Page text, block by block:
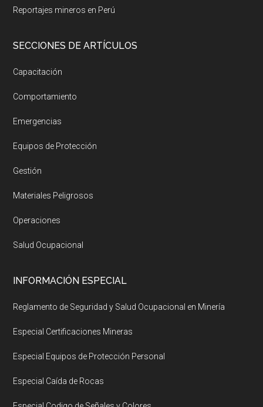
Reportajes mineros en Perú
SECCIONES DE ARTÍCULOS
Capacitación
Comportamiento
Emergencias
Equipos de Protección
Gestión
Materiales Peligrosos
Operaciones
Salud Ocupacional
INFORMACIÓN ESPECIAL
Reglamento de Seguridad y Salud Ocupacional en Minería
Especial Certificaciones Mineras
Especial Equipos de Protección Personal
Especial Caída de Rocas